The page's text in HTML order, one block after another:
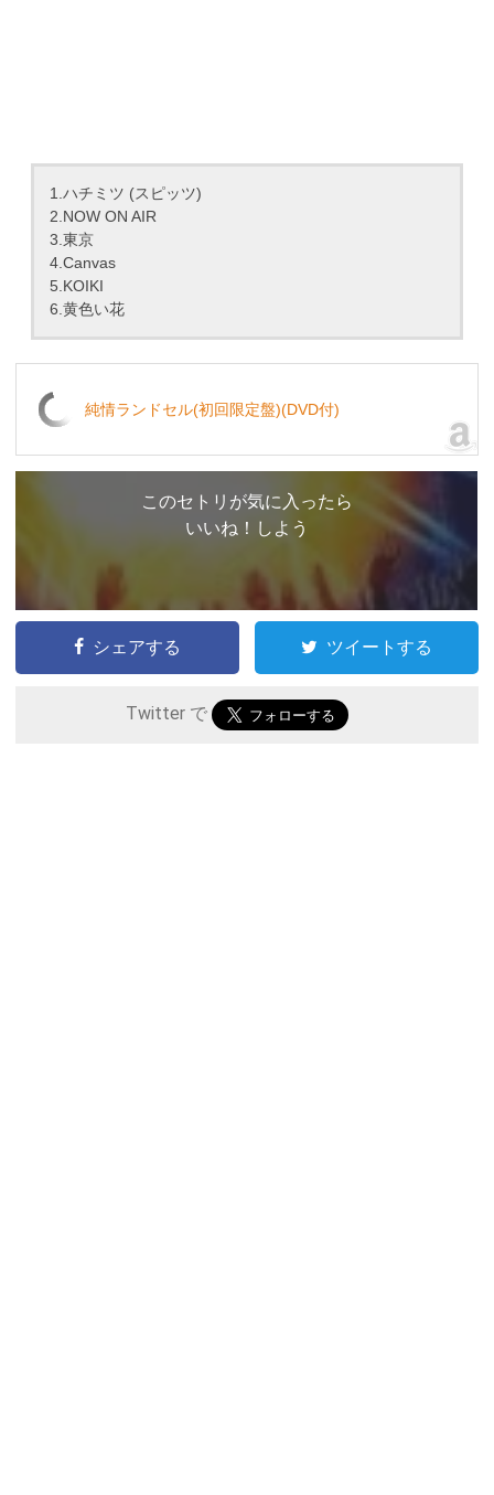
1.ハチミツ (スピッツ)
2.NOW ON AIR
3.東京
4.Canvas
5.KOIKI
6.黄色い花
純情ランドセル(初回限定盤)(DVD付)
このセトリが気に入ったら
いいね！しよう
シェアする ツイートする
Twitter で